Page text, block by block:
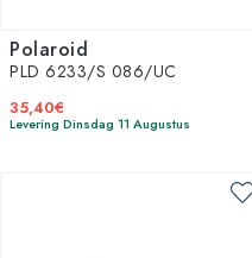
Polaroid
PLD 6233/S 086/UC
35,40€
Levering Dinsdag 11 Augustus